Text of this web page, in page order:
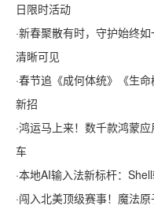
日限时活动
·新春聚散有时，守护始终
清晰可见
·春节追《成何体统》《生
新招
·鸿运马上来！数千款鸿蒙
车
·本地AI输入法新标杆：
·闯入北美顶级赛事！魔法